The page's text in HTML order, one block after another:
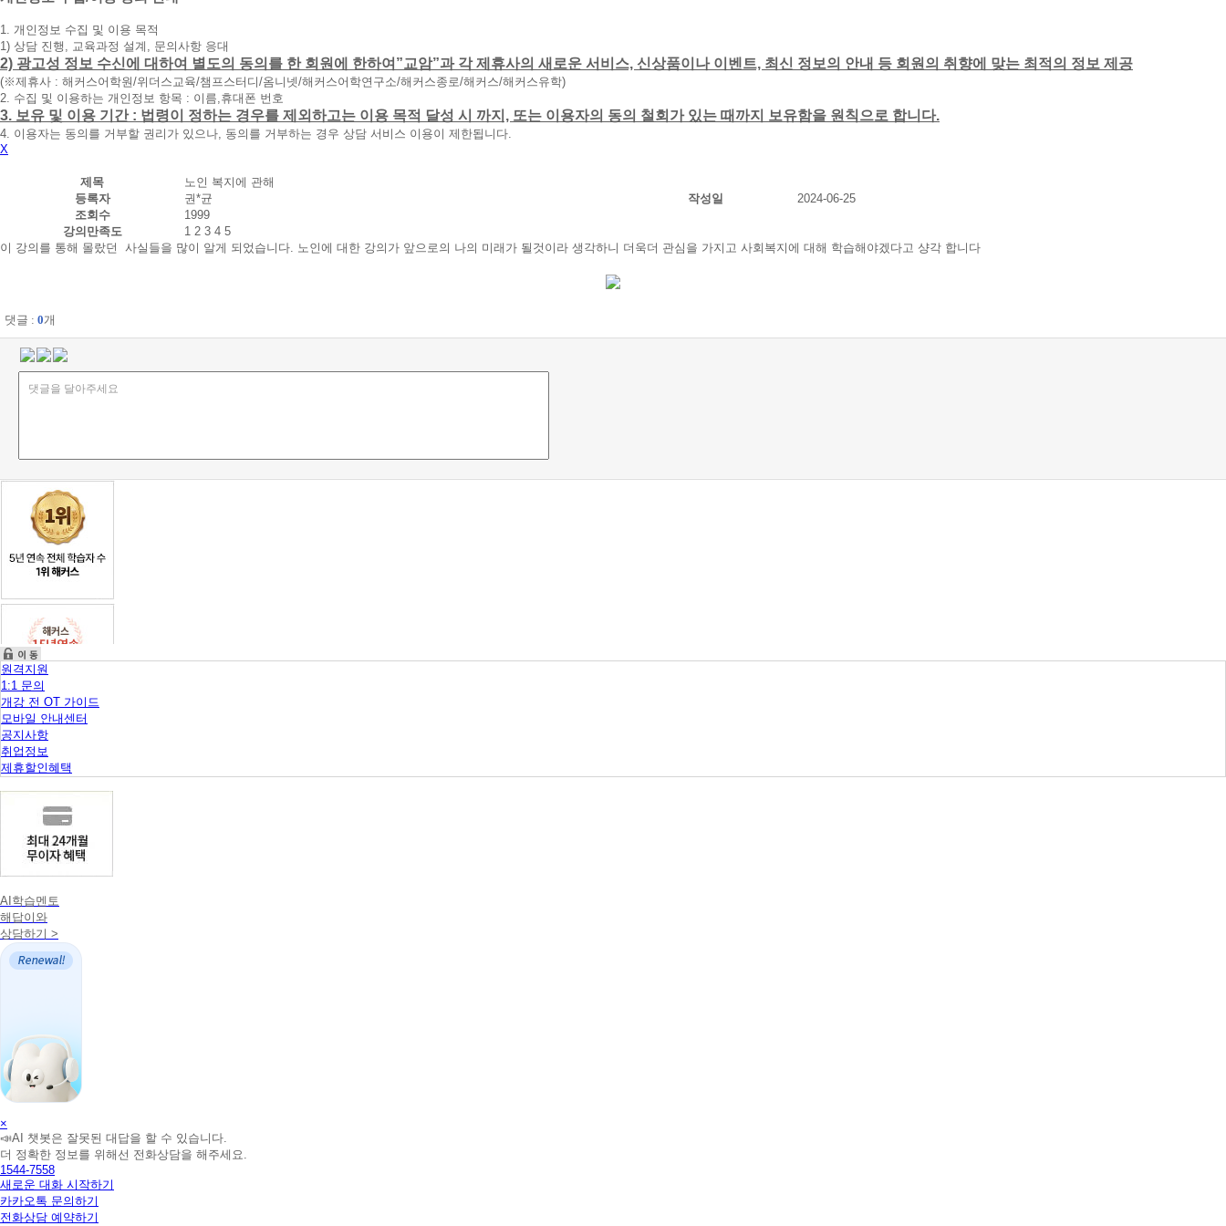
휴
대
폰
번
호
를
입
력
시
전
화
1. 개인정보 수집 및 이용 목적
1) 상담 진행, 교육과정 설계, 문의사항 응대
2) 광고성 정보 수신에 대하여 별도의 동의를 한 회원에 한하여”교암”과 각 제휴사의 새로운 서비스, 신상품이나 이벤트, 최신 정보의 안내 등 회원의 취향에 맞는 최적의 정보 제공
(※제휴사 : 해커스어학원/위더스교육/챔프스터디/옴니넷/해커스어학연구소/해커스종로/해커스/해커스유학)
2. 수집 및 이용하는 개인정보 항목 : 이름,휴대폰 번호
3. 보유 및 이용 기간 : 법령이 정하는 경우를 제외하고는 이용 목적 달성 시 까지, 또는 이용자의 동의 철회가 있는 때까지 보유함을 원칙으로 합니다.
4. 이용자는 동의를 거부할 권리가 있으나, 동의를 거부하는 경우 상담 서비스 이용이 제한됩니다.
X
제목
노인 복지에 관해
등록자
권*균 작성일
2024-06-25
조회수
1999
강의만족도
1 2 3 4 5
이 강의를 통해 몰랐던 사실들을 많이 알게 되었습니다. 노인에 대한 강의가 앞으로의 나의 미래가 될것이라 생각하니 더욱더 관심을 가지고 사회복지에 대해 학습해야겠다고 샹각 합니다
댓글 : 0개
원격지원
1:1 문의
개강 전 OT 가이드
모바일 안내센터
공지사항
취업정보
제휴할인혜택
AI학습멘토
해답이와
상담하기 >
AI
학
습
멘
토
해
×
📣AI 챗봇은 잘못된 대답을 할 수 있습니다.
더 정확한 정보를 위해선 전화상담을 해주세요.
1544-7558
새로운 대화 시작하기
카카오톡 문의하기
전화상담 예약하기